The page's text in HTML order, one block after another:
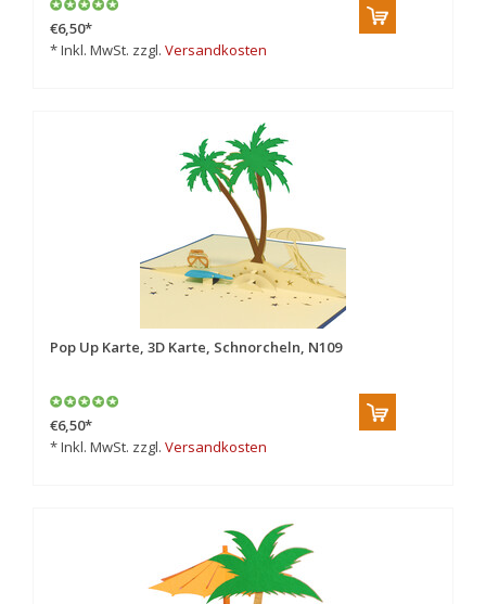
€6,50*
* Inkl. MwSt. zzgl. Versandkosten
Pop Up Karte, 3D Karte, Schnorcheln, N109
€6,50*
* Inkl. MwSt. zzgl. Versandkosten